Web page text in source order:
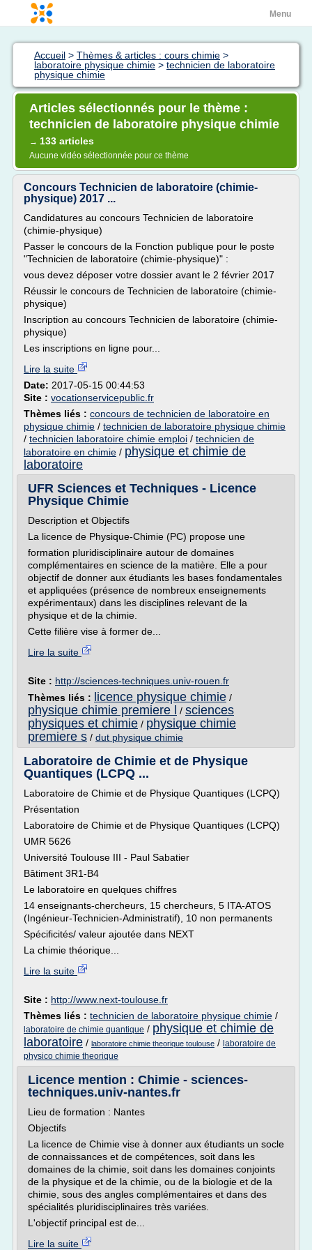
Menu
Accueil > Thèmes & articles : cours chimie >
laboratoire physique chimie > technicien de laboratoire
physique chimie
Articles sélectionnés pour le thème :
technicien de laboratoire physique chimie
→ 133 articles
Aucune vidéo sélectionnée pour ce thème
Concours Technicien de laboratoire (chimie-
physique) 2017 ...
Candidatures au concours Technicien de laboratoire
(chimie-physique)
Passer le concours de la Fonction publique pour le poste
"Technicien de laboratoire (chimie-physique)" :
vous devez déposer votre dossier avant le 2 février 2017
Réussir le concours de Technicien de laboratoire (chimie-
physique)
Inscription au concours Technicien de laboratoire (chimie-
physique)
Les inscriptions en ligne pour...
Lire la suite
Date: 2017-05-15 00:44:53
Site : vocationservicepublic.fr
Thèmes liés : concours de technicien de laboratoire en
physique chimie / technicien de laboratoire physique chimie
/ technicien laboratoire chimie emploi / technicien de
laboratoire en chimie / physique et chimie de
laboratoire
UFR Sciences et Techniques - Licence
Physique Chimie
Description et Objectifs
La licence de Physique-Chimie (PC) propose une
formation pluridisciplinaire autour de domaines
complémentaires en science de la matière. Elle a pour
objectif de donner aux étudiants les bases fondamentales
et appliquées (présence de nombreux enseignements
expérimentaux) dans les disciplines relevant de la
physique et de la chimie.
Cette filière vise à former de...
Lire la suite
Site : http://sciences-techniques.univ-rouen.fr
Thèmes liés :
licence physique chimie /
physique chimie premiere l / sciences
physiques et chimie / physique chimie
premiere s / dut physique chimie
Laboratoire de Chimie et de Physique
Quantiques (LCPQ ...
Laboratoire de Chimie et de Physique Quantiques (LCPQ)
Présentation
Laboratoire de Chimie et de Physique Quantiques (LCPQ)
UMR 5626
Université Toulouse III - Paul Sabatier
Bâtiment 3R1-B4
Le laboratoire en quelques chiffres
14 enseignants-chercheurs, 15 chercheurs, 5 ITA-ATOS
(Ingénieur-Technicien-Administratif), 10 non permanents
Spécificités/ valeur ajoutée dans NEXT
La chimie théorique...
Lire la suite
Site : http://www.next-toulouse.fr
Thèmes liés : technicien de laboratoire physique chimie /
laboratoire de chimie quantique / physique et chimie de
laboratoire / laboratoire chimie theorique toulouse / laboratoire de
physico chimie theorique
Licence mention : Chimie - sciences-
techniques.univ-nantes.fr
Lieu de formation : Nantes
Objectifs
La licence de Chimie vise à donner aux étudiants un socle
de connaissances et de compétences, soit dans les
domaines de la chimie, soit dans les domaines conjoints
de la physique et de la chimie, ou de la biologie et de la
chimie, sous des angles complémentaires et dans des
spécialités pluridisciplinaires très variées.
L'objectif principal est de...
Lire la suite